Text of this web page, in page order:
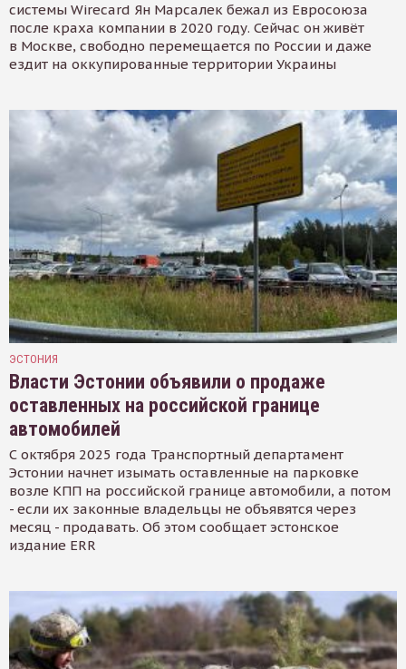
системы Wirecard Ян Марсалек бежал из Евросоюза
после краха компании в 2020 году. Сейчас он живёт
в Москве, свободно перемещается по России и даже
ездит на оккупированные территории Украины
ЭСТОНИЯ
Власти Эстонии объявили о продаже
оставленных на российской границе
автомобилей
С октября 2025 года Транспортный департамент
Эстонии начнет изымать оставленные на парковке
возле КПП на российской границе автомобили, а потом
- если их законные владельцы не объявятся через
месяц - продавать. Об этом сообщает эстонское
издание ERR